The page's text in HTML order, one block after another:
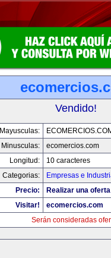
Vendido!
Mayusculas:
Minusculas:
ecomercios.com
Longitud:
10 caracteres
Categorias:
Empresas e
Precio:
Realizar una
Visitar!
ecomercios.com
Serán consideradas